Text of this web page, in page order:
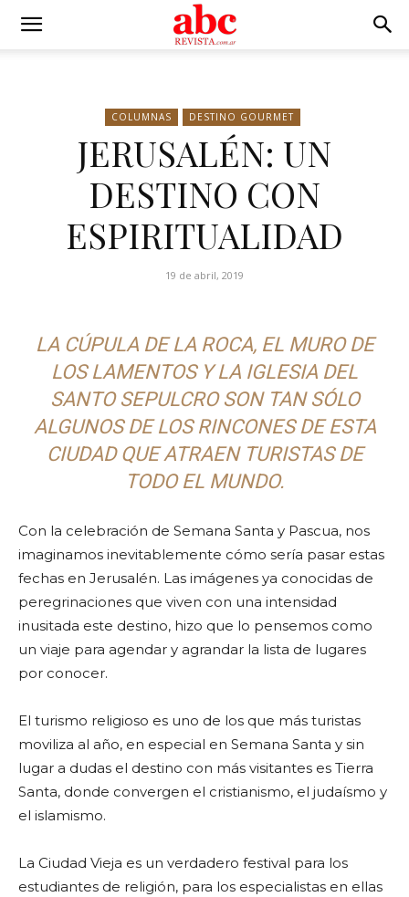
COLUMNAS DESTINO GOURMET
JERUSALÉN: UN
DESTINO CON
ESPIRITUALIDAD
19 de abril, 2019
LA CÚPULA DE LA ROCA, EL MURO DE
LOS LAMENTOS Y LA IGLESIA DEL
SANTO SEPULCRO SON TAN SÓLO
ALGUNOS DE LOS RINCONES DE ESTA
CIUDAD QUE ATRAEN TURISTAS DE
TODO EL MUNDO.
Con la celebración de Semana Santa y Pascua, nos
imaginamos inevitablemente cómo sería pasar estas
fechas en Jerusalén. Las imágenes ya conocidas de
peregrinaciones que viven con una intensidad
inusitada este destino, hizo que lo pensemos como
un viaje para agendar y agrandar la lista de lugares
por conocer.
El turismo religioso es uno de los que más turistas
moviliza al año, en especial en Semana Santa y sin
lugar a dudas el destino con más visitantes es Tierra
Santa, donde convergen el cristianismo, el judaísmo y
el islamismo.
La Ciudad Vieja es un verdadero festival para los
estudiantes de religión, para los especialistas en ellas